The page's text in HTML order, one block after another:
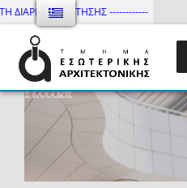
ΦΟΙΤΗΣΗΣ ------------
Τμήμα Εσωτ.